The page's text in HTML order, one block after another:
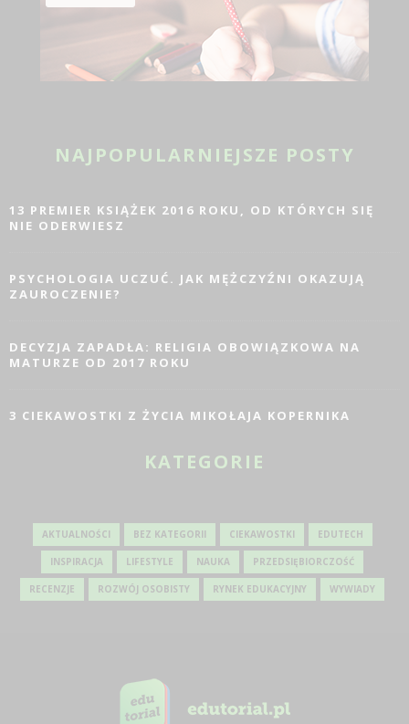
NAJPOPULARNIEJSZE POSTY
13 PREMIER KSIĄŻEK 2016 ROKU, OD KTÓRYCH SIĘ
NIE ODERWIESZ
PSYCHOLOGIA UCZUĆ. JAK MĘŻCZYŹNI OKAZUJĄ
ZAUROCZENIE?
DECYZJA ZAPADŁA: RELIGIA OBOWIĄZKOWA NA
MATURZE OD 2017 ROKU
3 CIEKAWOSTKI Z ŻYCIA MIKOŁAJA KOPERNIKA
KATEGORIE
AKTUALNOŚCI BEZ KATEGORII CIEKAWOSTKI EDUTECH
INSPIRACJA LIFESTYLE NAUKA PRZEDSIĘBIORCZOŚĆ
RECENZJE ROZWÓJ OSOBISTY RYNEK EDUKACYJNY WYWIADY